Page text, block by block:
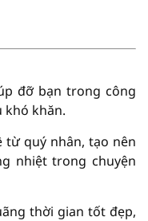
đỡ bạn trong công
khó khăn.
từ quý nhân, tạo nên
nhiệt trong chuyện
thời gian tốt đẹp,